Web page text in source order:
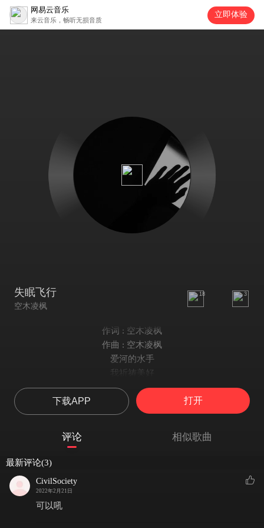
网易云音乐
来云音乐，畅听无损音质
立即体验
失眠飞行
空木凌枫
18 3
作词 : 空木凌枫
作曲 : 空木凌枫
爱河的水手
我祈祷美好
记忆在悬空
那些不再重要
悲欢和离合
童话里的公主我想了解你所有事情
下载APP 打开
评论 相似歌曲
最新评论(3)
CivilSociety
2022年2月21日
可以吼